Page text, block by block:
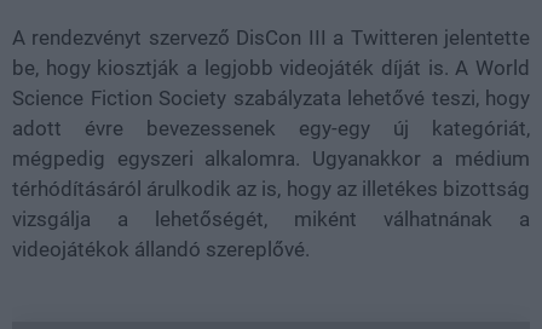
A rendezvényt szervező DisCon III a Twitteren jelentette
be, hogy kiosztják a legjobb videojáték díját is. A World
Science Fiction Society szabályzata lehetővé teszi, hogy
adott évre bevezessenek egy-egy új kategóriát,
mégpedig egyszeri alkalomra. Ugyanakkor a médium
térhódításáról árulkodik az is, hogy az illetékes bizottság
vizsgálja a lehetőségét, miként válhatnának a
videojátékok állandó szereplővé.